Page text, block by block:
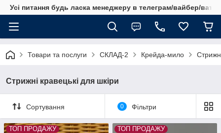
Усі питання будь ласка менеджеру в телеграм/вайбер/
Товари та послуги СКЛАД-2 Крейда-мило
Стрижні кравецькі для шкіри
Сортування 0 Фільтри
ТОП ПРОДАЖУ ТОП ПРОДАЖУ